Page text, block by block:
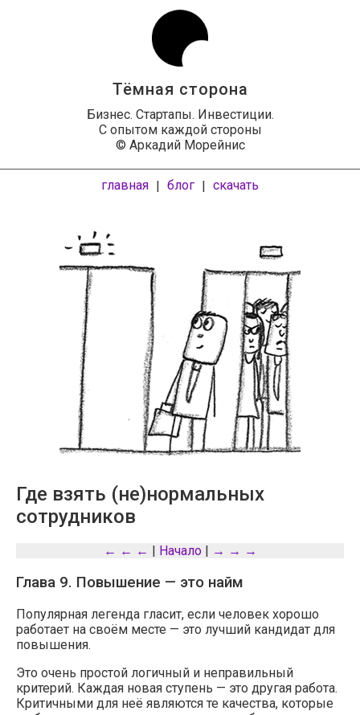
Тёмная сторона
Бизнес. Стартапы. Инвестиции.
С опытом каждой стороны
© Аркадий Морейнис
главная | блог | скачать
Где взять (не)нормальных
сотрудников
← ← ← Начало| → → →
Глава 9. Повышение — это найм
Популярная легенда гласит, если человек хорошо
работает на своём месте — это лучший кандидат для
повышения.
Это очень простой логичный и неправильный
критерий. Каждая новая ступень — это другая работа.
Критичными для неё являются те качества, которые